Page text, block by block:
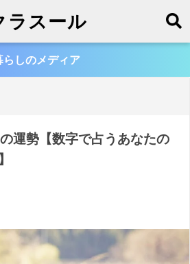
ラスール
らしのメディア
運勢【数字で占うあなたの